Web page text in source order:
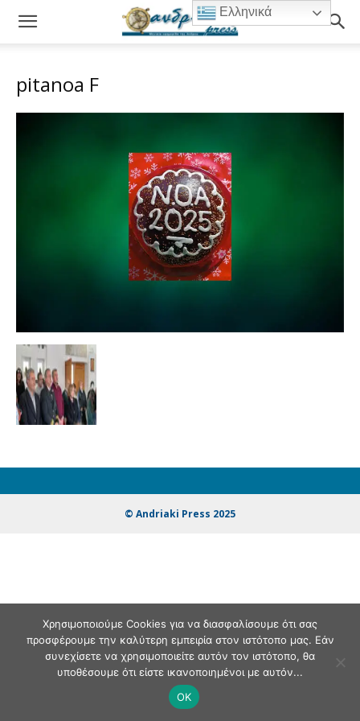
pitanoa F
© Andriaki Press 2025
Ελληνικά
Χρησιμοποιούμε Cookies για να διασφαλίσουμε ότι σας
προσφέρουμε την καλύτερη εμπειρία στον ιστότοπο μας. Εάν
συνεχίσετε να χρησιμοποιείτε αυτόν τον ιστότοπο, θα
υποθέσουμε ότι είστε ικανοποιημένοι με αυτόν...
OK